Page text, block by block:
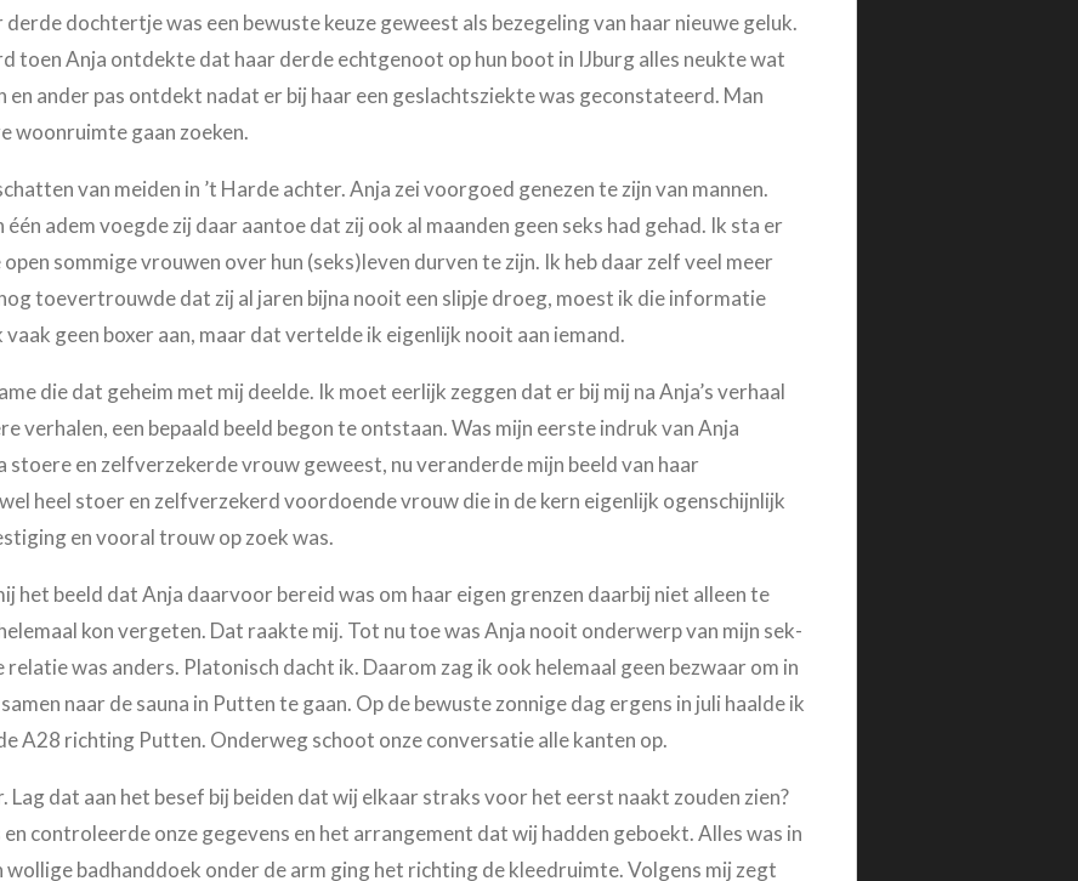
dochtertje was een bewuste keuze geweest als bezegeling van haar nieuwe geluk.
toen Anja ontdekte dat haar derde echtgenoot op hun boot in IJburg alles neukte wat
en ander pas ontdekt nadat er bij haar een geslachtsziekte was geconstateerd. Man
woonruimte gaan zoeken.
van meiden in ’t Harde achter. Anja zei voorgoed genezen te zijn van mannen.
adem voegde zij daar aantoe dat zij ook al maanden geen seks had gehad. Ik sta er
sommige vrouwen over hun (seks)leven durven te zijn. Ik heb daar zelf veel meer
toevertrouwde dat zij al jaren bijna nooit een slipje droeg, moest ik die informatie
geen boxer aan, maar dat vertelde ik eigenlijk nooit aan iemand.
die dat geheim met mij deelde. Ik moet eerlijk zeggen dat er bij mij na Anja’s verhaal
verhalen, een bepaald beeld begon te ontstaan. Was mijn eerste indruk van Anja
stoere en zelfverzekerde vrouw geweest, nu veranderde mijn beeld van haar
heel stoer en zelfverzekerd voordoende vrouw die in de kern eigenlijk ogenschijnlijk
en vooral trouw op zoek was.
het beeld dat Anja daarvoor bereid was om haar eigen grenzen daarbij niet alleen te
kon vergeten. Dat raakte mij. Tot nu toe was Anja nooit onderwerp van mijn sek-
was anders. Platonisch dacht ik. Daarom zag ik ook helemaal geen bezwaar om in
naar de sauna in Putten te gaan. Op de bewuste zonnige dag ergens in juli haalde ik
A28 richting Putten. Onderweg schoot onze conversatie alle kanten op.
dat aan het besef bij beiden dat wij elkaar straks voor het eerst naakt zouden zien?
controleerde onze gegevens en het arrangement dat wij hadden geboekt. Alles was in
wollige badhanddoek onder de arm ging het richting de kleedruimte. Volgens mij zegt